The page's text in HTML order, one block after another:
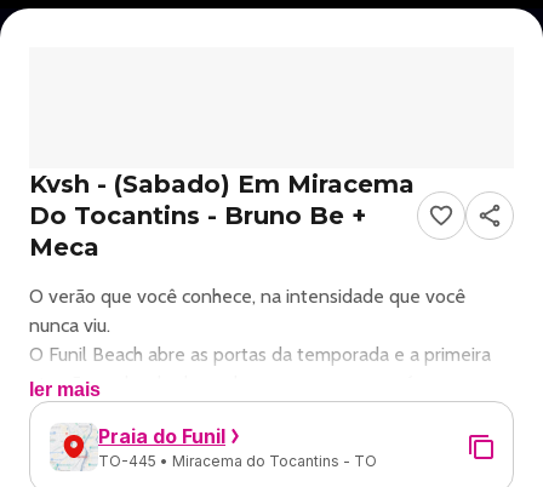
Kvsh - (Sabado) Em Miracema
Do Tocantins - Bruno Be +
Meca
O verão que você conhece, na intensidade que você
nunca viu.
O Funil Beach abre as portas da temporada e a primeira
atração acaba de desembarcar no nosso paraíso.
Prepare-se para um set exclusivo,
trazendo as batidas que estão dominando as pistas do
mundo direto para o
ler mais
Praia do Funil
TO-445 • Miracema do Tocantins - TO